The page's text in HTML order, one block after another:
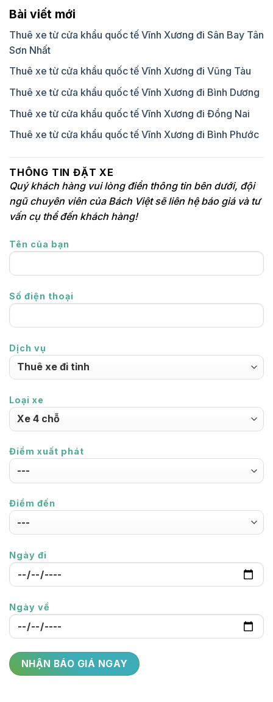
Bài viết mới
Thuê xe từ cửa khẩu quốc tế Vĩnh Xương đi Sân Bay Tân
Sơn Nhất
Thuê xe từ cửa khẩu quốc tế Vĩnh Xương đi Vũng Tàu
Thuê xe từ cửa khẩu quốc tế Vĩnh Xương đi Bình Dương
Thuê xe từ cửa khẩu quốc tế Vĩnh Xương đi Đồng Nai
Thuê xe từ cửa khẩu quốc tế Vĩnh Xương đi Bình Phước
THÔNG TIN ĐẶT XE
Quý khách hàng vui lòng điền thông tin bên dưới, đội
ngũ chuyên viên của Bách Việt sẽ liên hệ báo giá và tư
vấn cụ thể đến khách hàng!
Tên của bạn
Số điện thoại
Dịch vụ
Loại xe
Điểm xuất phát
Điểm đến
Ngày đi
Ngày về